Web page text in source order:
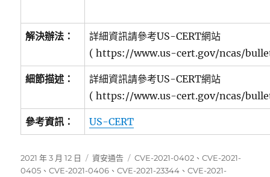
解決辦法：
詳細資訊請參考US-CERT網站
( https://www.us-cert.gov/ncas/
細節描述：
詳細資訊請參考US-CERT網站
( https://www.us-cert.gov/ncas/
參考資訊： US-CERT
發
佈
2021 年 3 月 12 日
分
類
資安通告
標
籤
CVE-2021-0402 、CVE-2021-
0405 、CVE-2021-0406 、CVE-2021-23344 、CVE-2021-